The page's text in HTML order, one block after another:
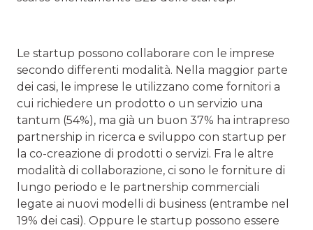
Le startup possono collaborare con le imprese
secondo differenti modalità. Nella maggior parte
dei casi, le imprese le utilizzano come fornitori a
cui richiedere un prodotto o un servizio una
tantum (54%), ma già un buon 37% ha intrapreso
partnership in ricerca e sviluppo con startup per
la co-creazione di prodotti o servizi. Fra le altre
modalità di collaborazione, ci sono le forniture di
lungo periodo e le partnership commerciali
legate ai nuovi modelli di business (entrambe nel
19% dei casi). Oppure le startup possono essere